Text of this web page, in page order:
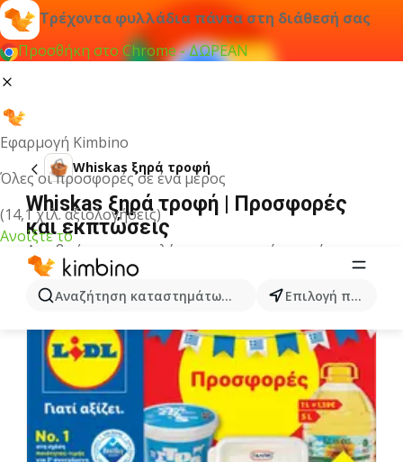
Τρέχοντα φυλλάδια πάντα στη διάθεσή σας
Προσθήκη στο Chrome - ΔΩΡΕΑΝ
Εφαρμογή Kimbino
Όλες οι προσφορές σε ένα μέρος
(14,1 χιλ. αξιολογήσεις)
Ανοίξτε το
Αναζήτηση καταστημάτων, κατηγοριών, προϊόντων...
Επιλογή πόλης
Whiskas ξηρά τροφή
Whiskas ξηρά τροφή | Προσφορές
και εκπτώσεις
Δεν βρήκαμε αποτελέσματα για αυτόν τον όρο.
Άλλα φυλλάδια από την κατηγορία